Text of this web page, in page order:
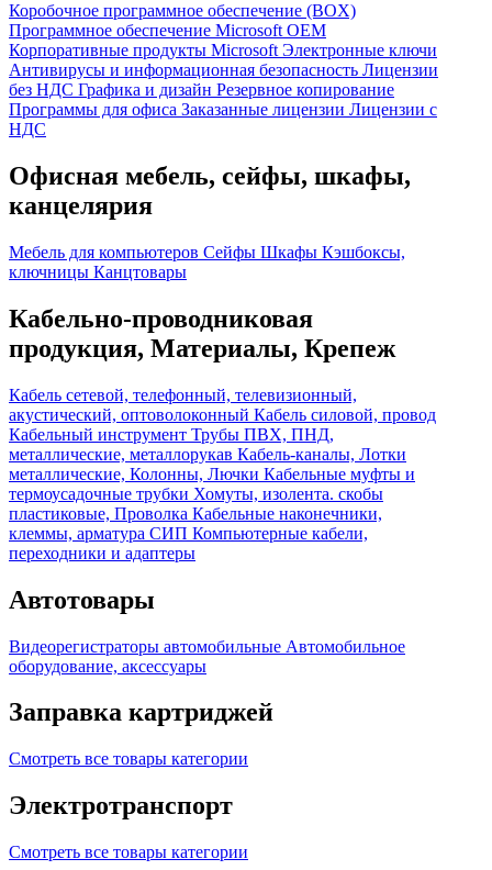
Коробочное программное обеспечение (BOX)
Программное обеспечение Microsoft OEM
Корпоративные продукты Microsoft Электронные ключи
Антивирусы и информационная безопасность Лицензии
без НДС Графика и дизайн Резервное копирование
Программы для офиса Заказанные лицензии Лицензии с
НДС
Офисная мебель, сейфы, шкафы,
канцелярия
Мебель для компьютеров Сейфы Шкафы Кэшбоксы,
ключницы Канцтовары
Кабельно-проводниковая
продукция, Материалы, Крепеж
Кабель сетевой, телефонный, телевизионный,
акустический, оптоволоконный Кабель силовой, провод
Кабельный инструмент Трубы ПВХ, ПНД,
металлические, металлорукав Кабель-каналы, Лотки
металлические, Колонны, Лючки Кабельные муфты и
термоусадочные трубки Хомуты, изолента. скобы
пластиковые, Проволка Кабельные наконечники,
клеммы, арматура СИП Компьютерные кабели,
переходники и адаптеры
Автотовары
Видеорегистраторы автомобильные Автомобильное
оборудование, аксессуары
Заправка картриджей
Смотреть все товары категории
Электротранспорт
Смотреть все товары категории